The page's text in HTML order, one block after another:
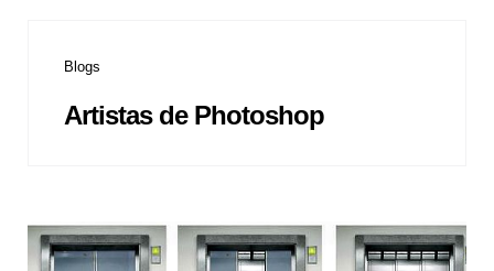
Blogs
Artistas de Photoshop